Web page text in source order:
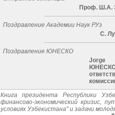
Проф. Ш.А.
Поздравление Академии Наук РУз
С.
Поздравление ЮНЕСКО
Jorge
Книга президента Республики
финансово-экономический кризис,
условиях Узбекистана" и задачи